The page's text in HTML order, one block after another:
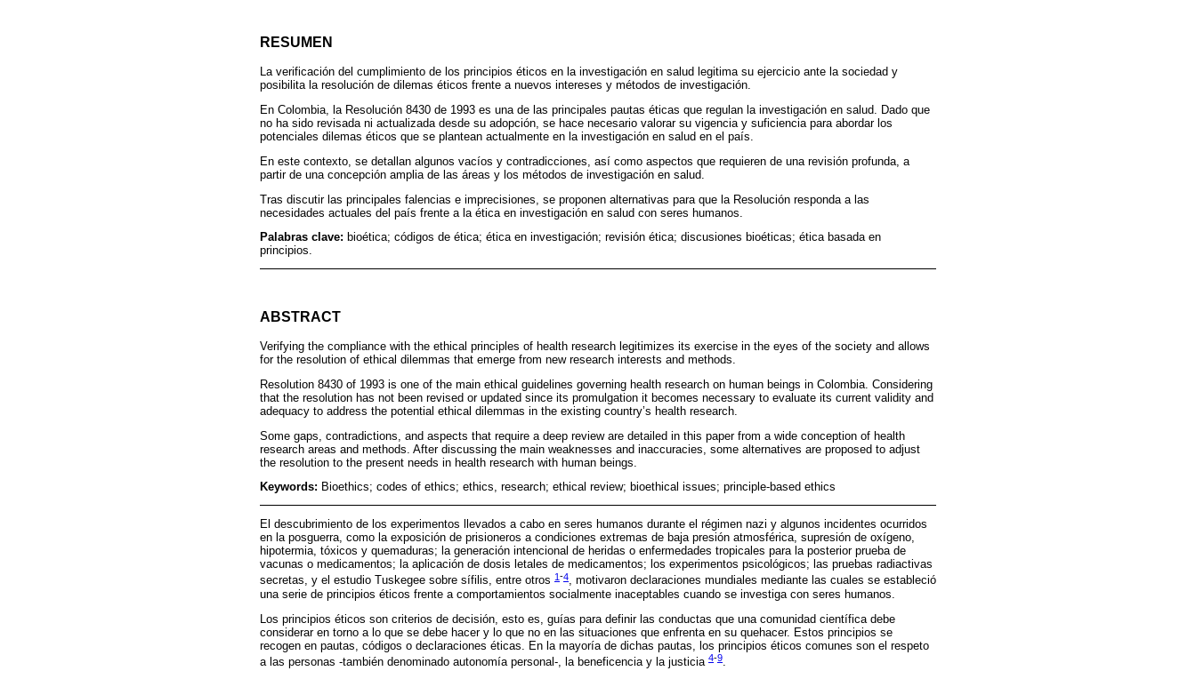
RESUMEN
La verificación del cumplimiento de los principios éticos en la investigación en salud legitima su ejercicio ante la sociedad y
posibilita la resolución de dilemas éticos frente a nuevos intereses y métodos de investigación.
En Colombia, la Resolución 8430 de 1993 es una de las principales pautas éticas que regulan la investigación en salud. Dado que
no ha sido revisada ni actualizada desde su adopción, se hace necesario valorar su vigencia y suficiencia para abordar los
potenciales dilemas éticos que se plantean actualmente en la investigación en salud en el país.
En este contexto, se detallan algunos vacíos y contradicciones, así como aspectos que requieren de una revisión profunda, a
partir de una concepción amplia de las áreas y los métodos de investigación en salud.
Tras discutir las principales falencias e imprecisiones, se proponen alternativas para que la Resolución responda a las
necesidades actuales del país frente a la ética en investigación en salud con seres humanos.
Palabras clave: bioética; códigos de ética; ética en investigación; revisión ética; discusiones bioéticas; ética basada en
principios.
ABSTRACT
Verifying the compliance with the ethical principles of health research legitimizes its exercise in the eyes of the society and allows
for the resolution of ethical dilemmas that emerge from new research interests and methods.
Resolution 8430 of 1993 is one of the main ethical guidelines governing health research on human beings in Colombia. Considering
that the resolution has not been revised or updated since its promulgation it becomes necessary to evaluate its current validity and
adequacy to address the potential ethical dilemmas in the existing country’s health research.
Some gaps, contradictions, and aspects that require a deep review are detailed in this paper from a wide conception of health
research areas and methods. After discussing the main weaknesses and inaccuracies, some alternatives are proposed to adjust
the resolution to the present needs in health research with human beings.
Keywords: Bioethics; codes of ethics; ethics, research; ethical review; bioethical issues; principle-based ethics
El descubrimiento de los experimentos llevados a cabo en seres humanos durante el régimen nazi y algunos incidentes ocurridos
en la posguerra, como la exposición de prisioneros a condiciones extremas de baja presión atmosférica, supresión de oxígeno,
hipotermia, tóxicos y quemaduras; la generación intencional de heridas o enfermedades tropicales para la posterior prueba de
vacunas o medicamentos; la aplicación de dosis letales de medicamentos; los experimentos psicológicos; las pruebas radiactivas
secretas, y el estudio Tuskegee sobre sífilis, entre otros 1-4, motivaron declaraciones mundiales mediante las cuales se estableció
una serie de principios éticos frente a comportamientos socialmente inaceptables cuando se investiga con seres humanos.
Los principios éticos son criterios de decisión, esto es, guías para definir las conductas que una comunidad científica debe
considerar en torno a lo que se debe hacer y lo que no en las situaciones que enfrenta en su quehacer. Estos principios se
recogen en pautas, códigos o declaraciones éticas. En la mayoría de dichas pautas, los principios éticos comunes son el respeto
a las personas -también denominado autonomía personal-, la beneficencia y la justicia 4-9.